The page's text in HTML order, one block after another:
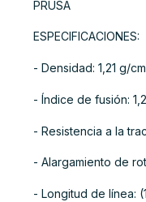
PRUSA
ESPECIFICACIONES:
- Densidad: 1,21 g/
- Índice de fusión:
- Resistencia a la
- Alargamiento de
- Longitud de línea: